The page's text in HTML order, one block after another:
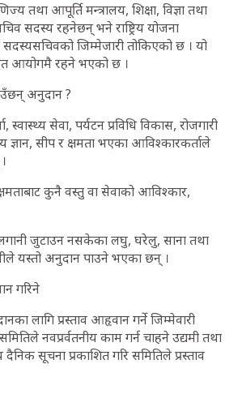
तथा आपूर्ति मन्त्रालय, शिक्षा, विज्ञा तथा
सदस्य रहनेछन् भने राष्ट्रिय योजना
जिम्मेजारी तोकिएको छ । यो
आयोगमै रहने भएको छ ।
अनुदान ?
स्वास्थ्य सेवा, पर्यटन प्रविधि विकास, रोजगारी
ज्ञान, सीप र क्षमता भएका आविश्कारकर्ताले
क्षमताबाट कुनै वस्तु वा सेवाको आविश्कार,
जुटाउन नसकेका लघु, घरेलु, साना तथा
यस्तो अनुदान पाउने भएका छन् ।
गरिने
लागि प्रस्ताव आहृवान गर्ने जिम्मेवारी
नवप्रर्वतनीय काम गर्न चाहने उद्यमी तथा
दैनिक सूचना प्रकाशित गरि समितिले प्रस्ताव